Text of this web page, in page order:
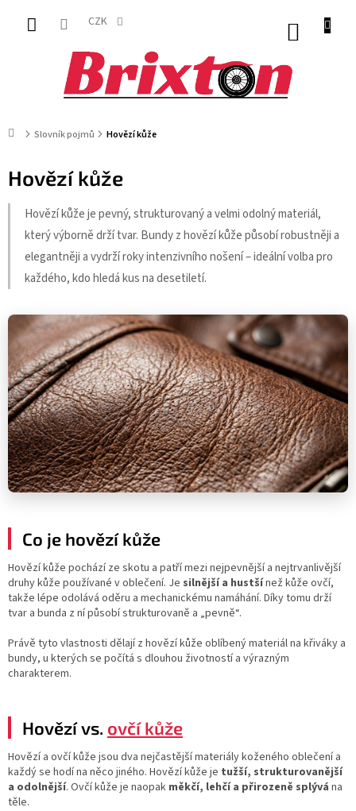
obsah
CZK
Domů
Slovník pojmů Hovězí kůže
Hovězí kůže
Hovězí kůže je pevný, strukturovaný a velmi odolný materiál,
který výborně drží tvar. Bundy z hovězí kůže působí robustněji a
elegantněji a vydrží roky intenzivního nošení – ideální volba pro
každého, kdo hledá kus na desetiletí.
Co je hovězí kůže
Hovězí kůže pochází ze skotu a patří mezi nejpevnější a nejtrvanlivější
druhy kůže používané v oblečení. Je silnější a hustšínež kůže ovčí,
takže lépe odolává oděru a mechanickému namáhání. Díky tomu drží
tvar a bunda z ní působí strukturovaně a „pevně“.
Právě tyto vlastnosti dělají z hovězí kůže oblíbený materiál na křiváky a
bundy, u kterých se počítá s dlouhou životností a výrazným
charakterem.
Hovězí vs. ovčí kůže
Hovězí a ovčí kůže jsou dva nejčastější materiály koženého oblečení a
každý se hodí na něco jiného. Hovězí kůže je tužší, strukturovanější
a odolnější. Ovčí kůže je naopak měkčí, lehčí a přirozeně splývá na
těle.